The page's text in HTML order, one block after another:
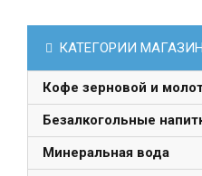
КАТЕГОРИИ
Кофе зерновой и
Безалкогольные
Минеральная вода